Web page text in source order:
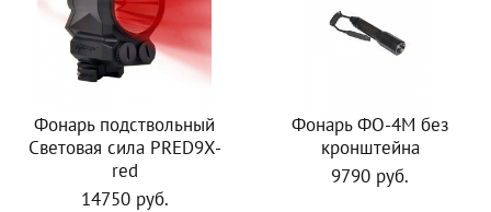
Фонарь подствольный
Световая сила PRED9X-
red
14750 руб.
Фонарь ФО-4M без
кронштейна
9790 руб.